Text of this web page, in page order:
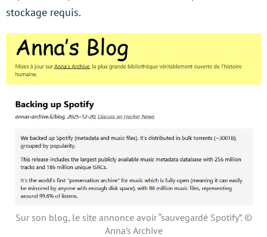
stockage requis.
Sur son blog, le site annonce avoir “sauvegardé Spotify”. ©
Anna’s Archive